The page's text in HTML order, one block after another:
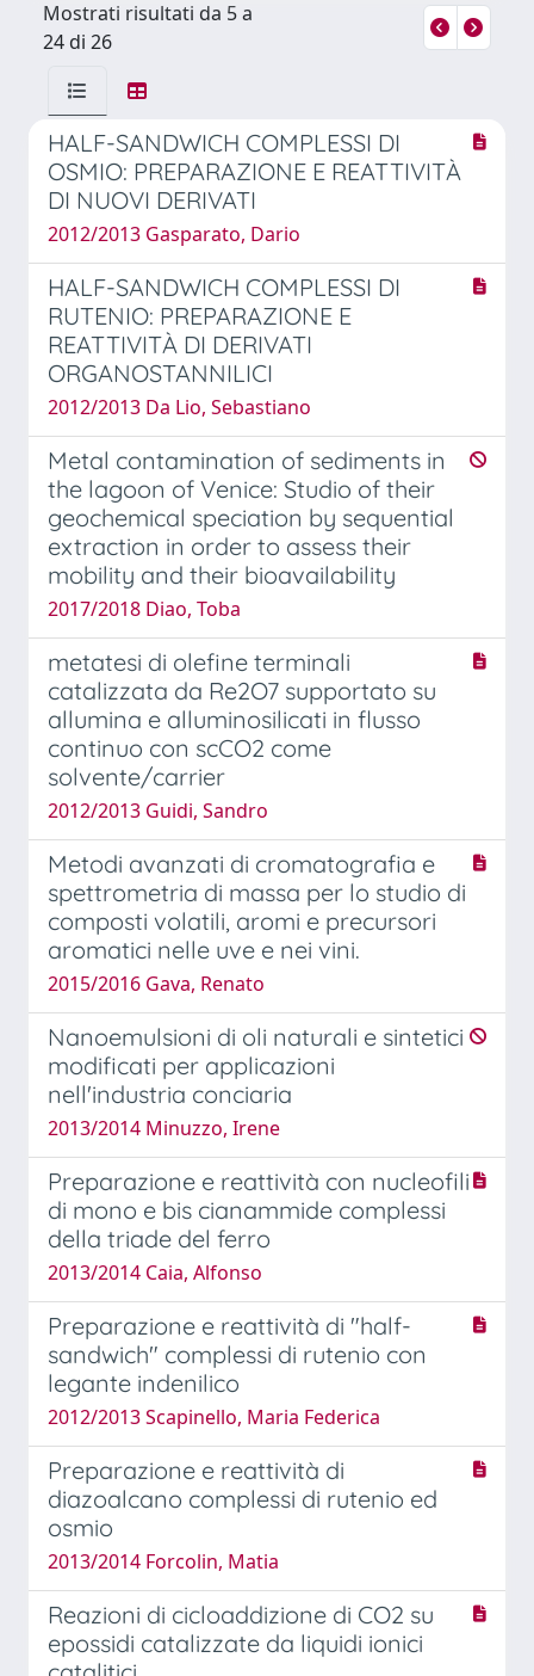
Mostrati risultati da 5 a
24 di 26
HALF-SANDWICH COMPLESSI DI
OSMIO: PREPARAZIONE E REATTIVITÀ
DI NUOVI DERIVATI
2012/2013 Gasparato, Dario
HALF-SANDWICH COMPLESSI DI
RUTENIO: PREPARAZIONE E
REATTIVITÀ DI DERIVATI
ORGANOSTANNILICI
2012/2013 Da Lio, Sebastiano
Metal contamination of sediments in
the lagoon of Venice: Studio of their
geochemical speciation by sequential
extraction in order to assess their
mobility and their bioavailability
2017/2018 Diao, Toba
metatesi di olefine terminali
catalizzata da Re2O7 supportato su
allumina e alluminosilicati in flusso
continuo con scCO2 come
solvente/carrier
2012/2013 Guidi, Sandro
Metodi avanzati di cromatografia e
spettrometria di massa per lo studio di
composti volatili, aromi e precursori
aromatici nelle uve e nei vini.
2015/2016 Gava, Renato
Nanoemulsioni di oli naturali e sintetici
modificati per applicazioni
nell'industria conciaria
2013/2014 Minuzzo, Irene
Preparazione e reattività con nucleofili
di mono e bis cianammide complessi
della triade del ferro
2013/2014 Caia, Alfonso
Preparazione e reattività di "half-
sandwich" complessi di rutenio con
legante indenilico
2012/2013 Scapinello, Maria Federica
Preparazione e reattività di
diazoalcano complessi di rutenio ed
osmio
2013/2014 Forcolin, Matia
Reazioni di cicloaddizione di CO2 su
epossidi catalizzate da liquidi ionici